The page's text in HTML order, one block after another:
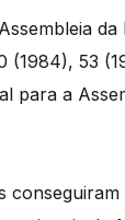
(1984), 53
para a